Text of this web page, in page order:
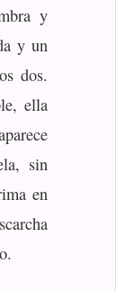
y
y un
dos.
ella
sin
en